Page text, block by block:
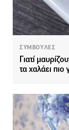
ΣΥΜΒΟΥΛΕΣ
Γιατί
τα χαλάει πιο